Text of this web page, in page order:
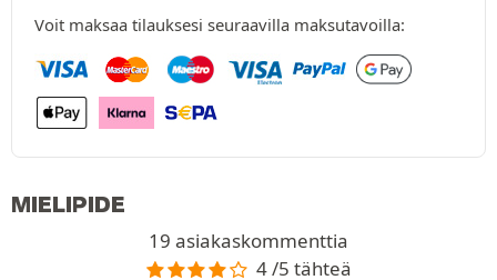
Voit maksaa tilauksesi seuraavilla maksutavoilla:
MIELIPIDE
19 asiakaskommenttia
4 /5 tähteä